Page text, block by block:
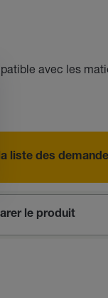
avec les
liste des
le produit